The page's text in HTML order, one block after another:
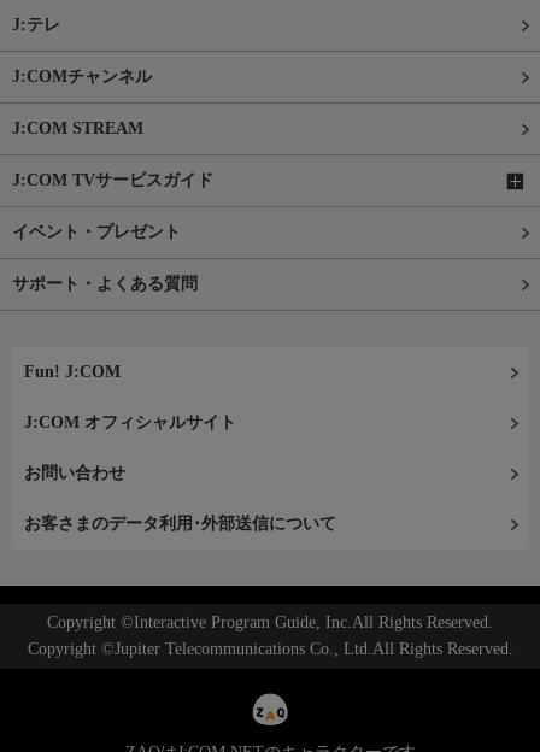
J:テレ
J:COMチャンネル
J:COM STREAM
J:COM TVサービスガイド
イベント・プレゼント
サポート・よくある質問
Fun! J:COM
J:COM オフィシャルサイト
お問い合わせ
お客さまのデータ利用･外部送信について
Copyright ©Interactive Program Guide, Inc.All Rights Reserved.
Copyright ©Jupiter Telecommunications Co., Ltd.All Rights Reserved.